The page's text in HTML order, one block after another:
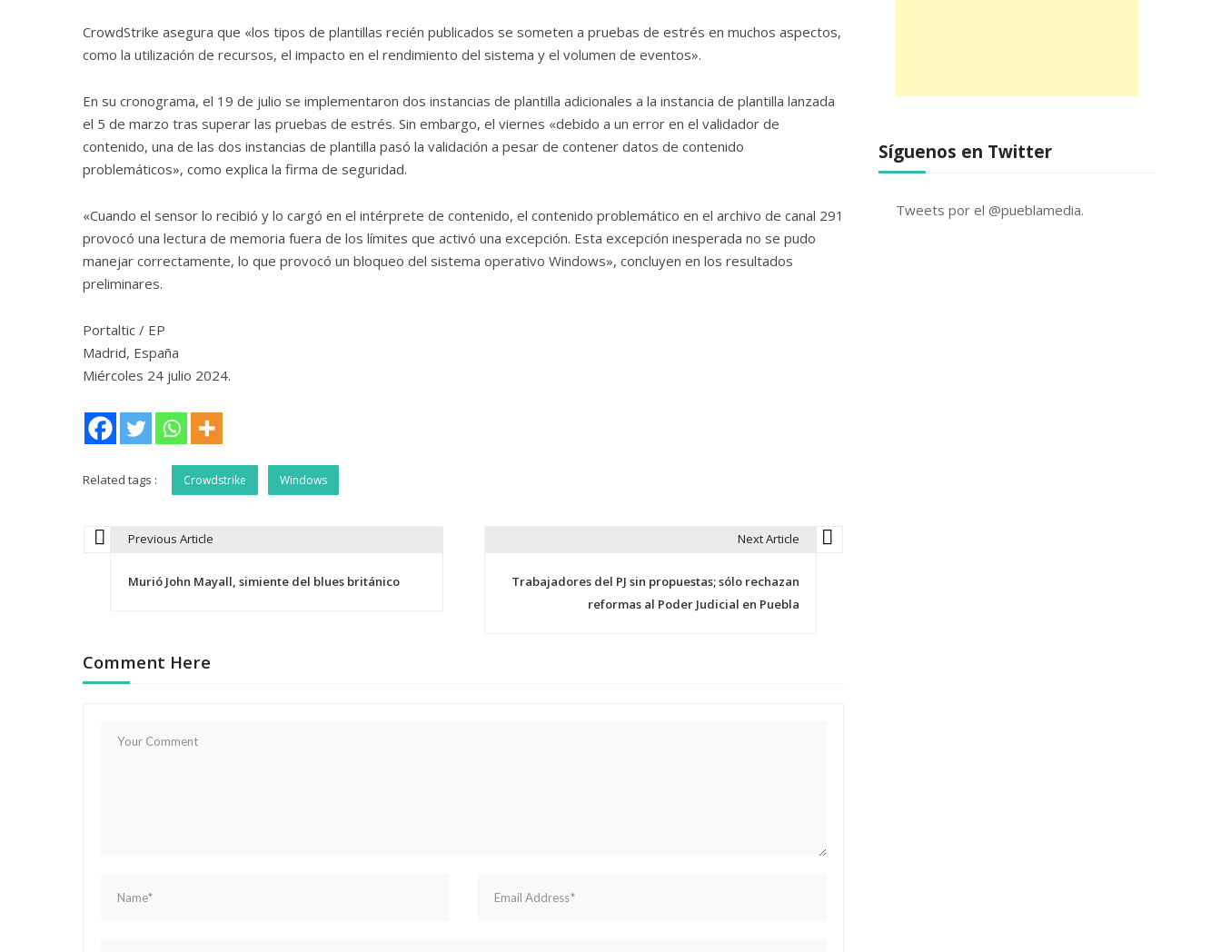
CrowdStrike asegura que «los tipos de plantillas recién publicados se someten a pruebas de estrés en muchos aspectos,
como la utilización de recursos, el impacto en el rendimiento del sistema y el volumen de eventos».
En su cronograma, el 19 de julio se implementaron dos instancias de plantilla adicionales a la instancia de plantilla lanzada
el 5 de marzo tras superar las pruebas de estrés. Sin embargo, el viernes «debido a un error en el validador de
contenido, una de las dos instancias de plantilla pasó la validación a pesar de contener datos de contenido
problemáticos», como explica la firma de seguridad.
«Cuando el sensor lo recibió y lo cargó en el intérprete de contenido, el contenido problemático en el archivo de canal 291
provocó una lectura de memoria fuera de los límites que activó una excepción. Esta excepción inesperada no se pudo
manejar correctamente, lo que provocó un bloqueo del sistema operativo Windows», concluyen en los resultados
preliminares.
Portaltic / EP
Madrid, España
Miércoles 24 julio 2024.
Related tags : Crowdstrike Windows
v
e
Previous Article
Murió John Mayall, simiente del blues británico
Next Article
Trabajadores del PJ sin propuestas; sólo rechazan
reformas al Poder Judicial en Puebla
Comment Here
Síguenos en Twitter
Tweets por el @pueblamedia.